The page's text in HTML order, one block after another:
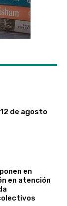
de agosto
en
en atención